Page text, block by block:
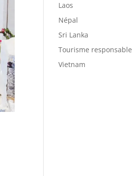
Laos
Népal
Sri Lanka
Tourisme responsable
Vietnam